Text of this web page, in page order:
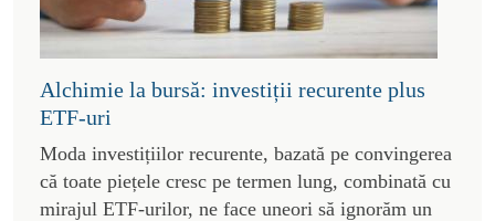
Alchimie la bursă: investiții recurente plus
ETF-uri
Moda investițiilor recurente, bazată pe convingerea
că toate piețele cresc pe termen lung, combinată cu
mirajul ETF-urilor, ne face uneori să ignorăm un